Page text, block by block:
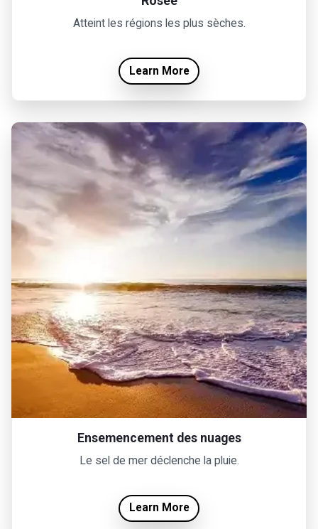
Atteint les régions les plus sèches.
Learn More
Ensemencement des nuages
Le sel de mer déclenche la pluie.
Learn More